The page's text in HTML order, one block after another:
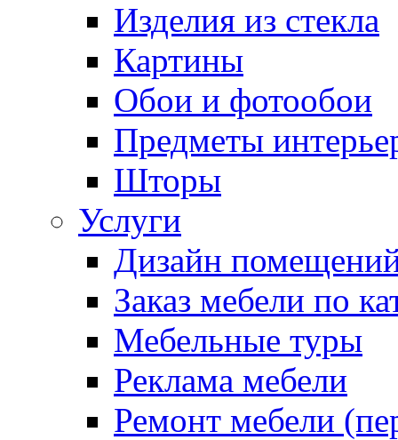
Изделия из стекла
Картины
Обои и фотообои
Предметы
Шторы
Услуги
Дизайн
Заказ мебели по
Мебельные туры
Реклама мебели
Ремонт мебели